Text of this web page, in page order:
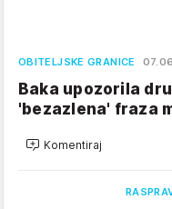
OBITELJSKE GRANICE
Baka upozorila
'bezazlena' fraza
Komentiraj